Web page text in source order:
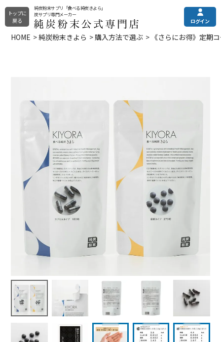
トップに
戻る
純炭粉末サプリ「食べる純炭きよら」
炭サプリ専門メーカー
ログイン
HOME 純炭粉末きよら 購入方法で選ぶ 《さらにお得》定期
よくある質問
クレアチニンでは分からない
eGFR（残腎機能）の調べ方
健康に関する記事を読む
閉じる
定期購入（申込/休会/退会）
お試し商品 まとめ買い
選び方でお悩みの方はこちら
0120-090-218
フォームからお問い合わせ
お問い合わせフォーム
24時間受付
よくある質問